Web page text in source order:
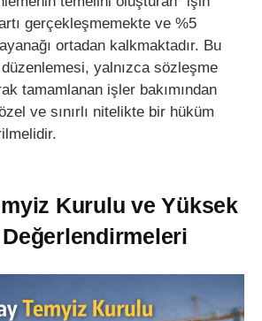
gerçekleşmemekte ve %5
ortadan kalkmaktadır. Bu
yalnızca sözleşme
tamamlanan işler bakımından
ve sınırlı nitelikte bir hüküm
Kurulu ve Yüksek